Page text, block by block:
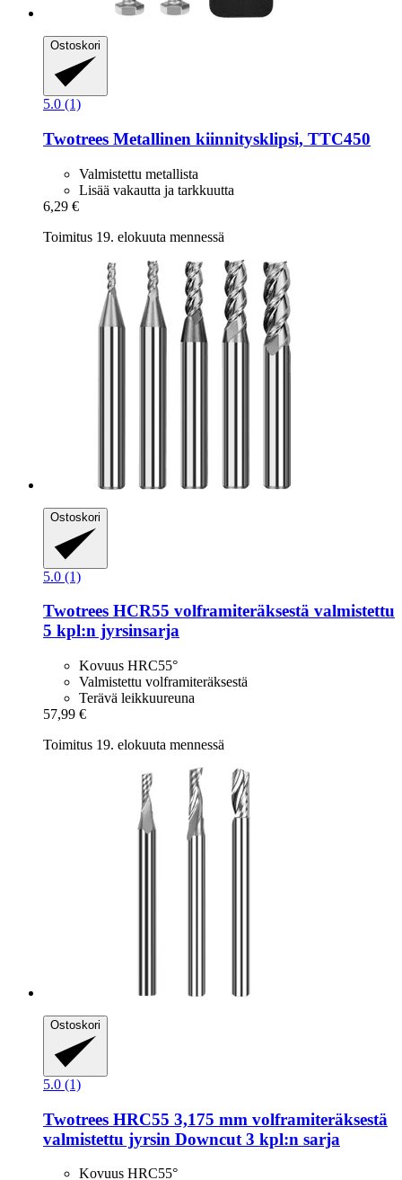
Ostoskori
5.0 (1)
Twotrees Metallinen kiinnitysklipsi, TTC450
Valmistettu metallista
Lisää vakautta ja tarkkuutta
6,29 €
Toimitus 19. elokuuta mennessä
Ostoskori
5.0 (1)
Twotrees HCR55 volframiteräksestä valmistettu
5 kpl:n jyrsinsarja
Kovuus HRC55°
Valmistettu volframiteräksestä
Terävä leikkuureuna
57,99 €
Toimitus 19. elokuuta mennessä
Ostoskori
5.0 (1)
Twotrees HRC55 3,175 mm volframiteräksestä
valmistettu jyrsin Downcut 3 kpl:n sarja
Kovuus HRC55°